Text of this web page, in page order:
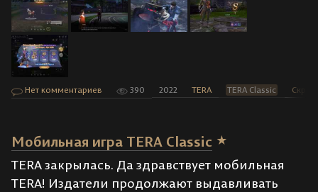
Нет комментариев 390 2022 TERA TERA Classic
Мобильная игра TERA Classic
TERA закрылась. Да здравствует мобильная
TERA! Издатели продолжают выдавливать